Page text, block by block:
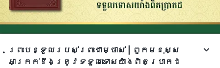
ព្រះបន្ទូល​របស់​ព្រះ​ជា​ម្ចាស់ | ពួកមនុស្ស
អាក្រក់នឹងត្រូវទទួលទោសយ៉ាងពិតប្រាកដ